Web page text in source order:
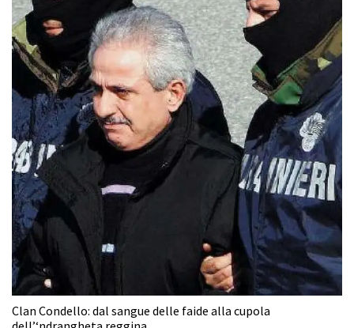
Clan Condello: dal sangue delle faide alla cupola